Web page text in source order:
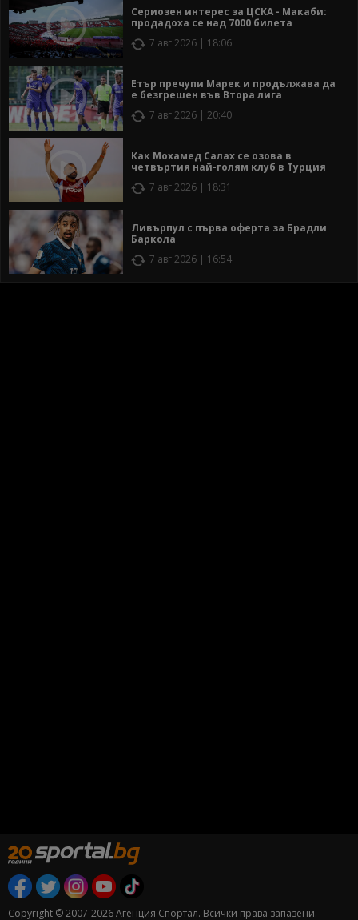
Сериозен интерес за ЦСКА - Макаби:
продадоха се над 7000 билета
7 авг 2026 | 18:06
Етър пречупи Марек и продължава да
е безгрешен във Втора лига
7 авг 2026 | 20:40
Как Мохамед Салах се озова в
четвъртия най-голям клуб в Турция
7 авг 2026 | 18:31
Ливърпул с първа оферта за Брадли
Баркола
7 авг 2026 | 16:54
Copyright © 2007-2026 Агенция Спортал. Всички права запазени.